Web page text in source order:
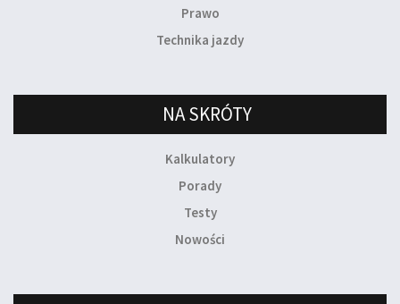
Prawo
Technika jazdy
NA SKRÓTY
Kalkulatory
Porady
Testy
Nowości